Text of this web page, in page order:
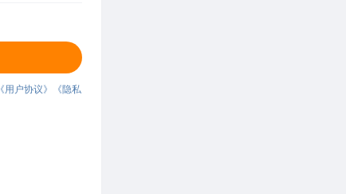
《用户协议》
《隐私